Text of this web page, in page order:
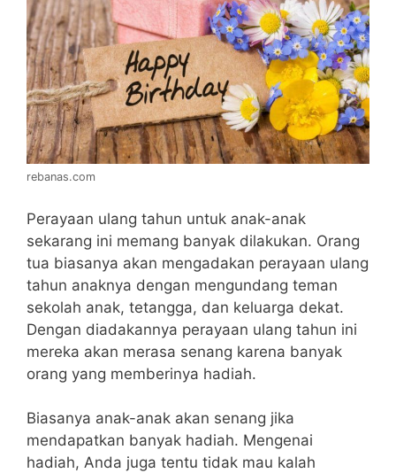
rebanas.com
Perayaan ulang tahun untuk anak-anak
sekarang ini memang banyak dilakukan. Orang
tua biasanya akan mengadakan perayaan ulang
tahun anaknya dengan mengundang teman
sekolah anak, tetangga, dan keluarga dekat.
Dengan diadakannya perayaan ulang tahun ini
mereka akan merasa senang karena banyak
orang yang memberinya hadiah.
Biasanya anak-anak akan senang jika
mendapatkan banyak hadiah. Mengenai
hadiah, Anda juga tentu tidak mau kalah